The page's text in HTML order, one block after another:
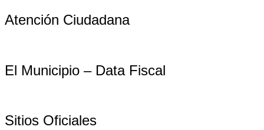
Atención Ciudadana
El Municipio – Data Fiscal
Sitios Oficiales